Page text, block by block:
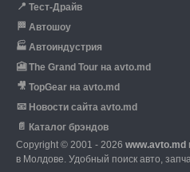
📍 Тест-Драйв
🏁 Автошоу
🏭 Автоиндустрия
🎦 The Grand Tour на avto.md
🎥 TopGear на avto.md
📧 Новости сайта avto.md
📄 Каталог брэндов
Copyright © 2001 - 2026 www.avto.md
в Молдове. Удобный поиск авто,